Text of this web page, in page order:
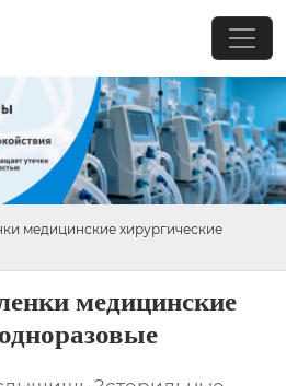
медицинские хирургические
медицинские